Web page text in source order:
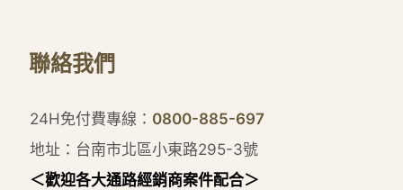
聯絡我們
24H免付費專線： 0800-885-697
地址：台南市北區小東路295-3號
＜歡迎各大通路經銷商案件配合＞